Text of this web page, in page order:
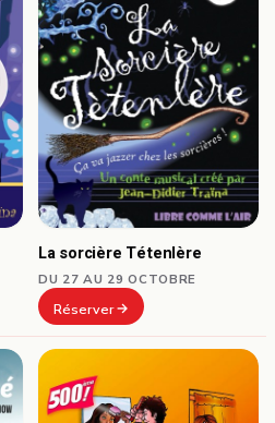
La sorcière Tétenlère
DU 27 AU 29 OCTOBRE
Réserver